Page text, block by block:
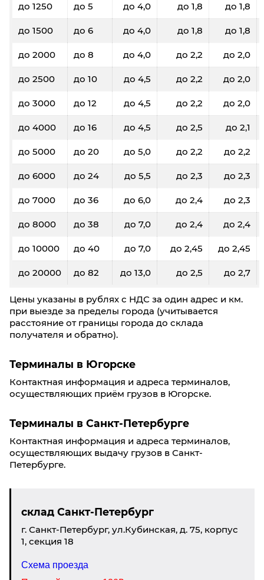
до 1250 до 5 до 4,0 до 1,8 до 1,8
до 1500 до 6 до 4,0 до 1,8 до 1,8
до 2000 до 8 до 4,0 до 2,2 до 2,0
до 2500 до 10 до 4,5 до 2,2 до 2,0
до 3000 до 12 до 4,5 до 2,2 до 2,0
до 4000 до 16 до 4,5 до 2,5 до 2,1
до 5000 до 20 до 5,0 до 2,2 до 2,2
до 6000 до 24 до 5,5 до 2,3 до 2,3
до 7000 до 36 до 6,0 до 2,4 до 2,3
до 8000 до 38 до 7,0 до 2,4 до 2,4
до 10000 до 40 до 7,0 до 2,45 до 2,45
до 20000 до 82 до 13,0 до 2,5 до 2,7
Цены указаны в рублях с НДС за один адрес и км.
при выезде за пределы города (учитывается
расстояние от границы города до склада
получателя и обратно).
Терминалы в Югорске
Контактная информация и адреса терминалов,
осуществляющих приём грузов в Югорске.
Терминалы в Санкт-Петербурге
Контактная информация и адреса терминалов,
осуществляющих выдачу грузов в Санкт-
Петербурге.
склад Санкт-Петербург
г. Санкт-Петербург, ул.Кубинская, д. 75, корпус
1, секция 18
Схема проезда